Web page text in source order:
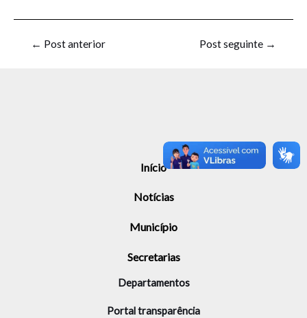
← Post anterior Post seguinte →
Início
Notícias
Município
Secretarias
Departamentos
Portal transparência